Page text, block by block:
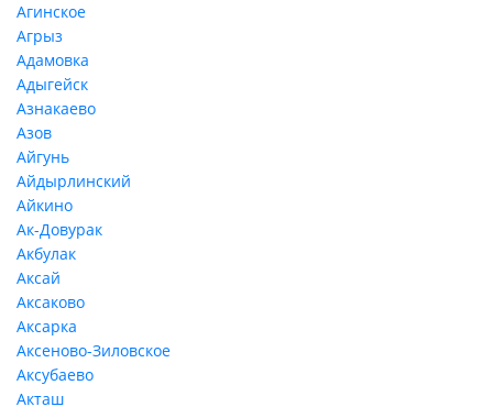
Агинское
Агрыз
Адамовка
Адыгейск
Азнакаево
Азов
Айгунь
Айдырлинский
Айкино
Ак-Довурак
Акбулак
Аксай
Аксаково
Аксарка
Аксеново-Зиловское
Аксубаево
Акташ